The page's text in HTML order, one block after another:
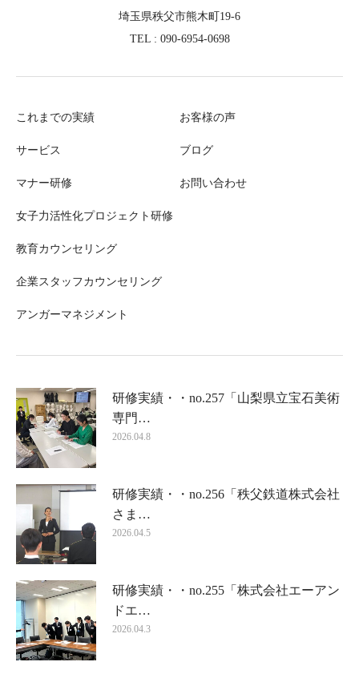
埼玉県秩父市熊木町19-6
TEL : 090-6954-0698
これまでの実績
サービス
マナー研修
女子力活性化プロジェクト研修
教育カウンセリング
企業スタッフカウンセリング
アンガーマネジメント
お客様の声
ブログ
お問い合わせ
研修実績・・no.257「山梨県立宝石美術
専門…
2026.04.8
研修実績・・no.256「秩父鉄道株式会社
さま…
2026.04.5
研修実績・・no.255「株式会社エーアン
ドエ…
2026.04.3